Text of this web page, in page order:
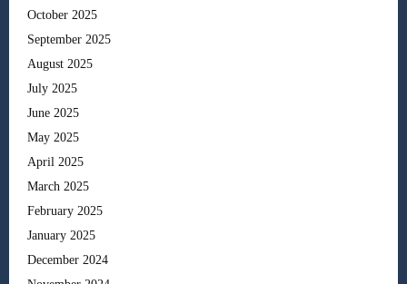
October 2025
September 2025
August 2025
July 2025
June 2025
May 2025
April 2025
March 2025
February 2025
January 2025
December 2024